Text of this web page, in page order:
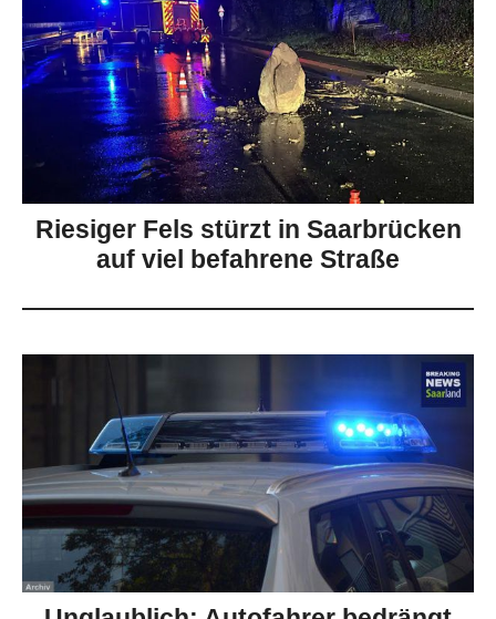
Riesiger Fels stürzt in Saarbrücken
auf viel befahrene Straße